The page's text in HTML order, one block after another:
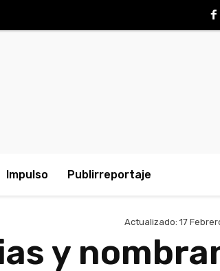
Impulso Publirreportaje
Actualizado: 17
y